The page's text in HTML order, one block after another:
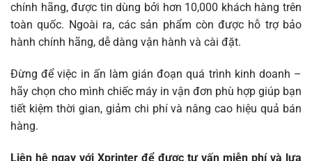
chính hãng, được tin dùng bởi hơn 10,000 khách hàng trên
toàn quốc. Ngoài ra, các sản phẩm còn được hỗ trợ bảo
hành chính hãng, dễ dàng vận hành và cài đặt.
Đừng để việc in ấn làm gián đoạn quá trình kinh doanh –
hãy chọn cho mình chiếc máy in vận đơn phù hợp giúp bạn
tiết kiệm thời gian, giảm chi phí và nâng cao hiệu quả bán
hàng.
Liên hệ ngay với Xprinter để được tư vấn miễn phí và lựa